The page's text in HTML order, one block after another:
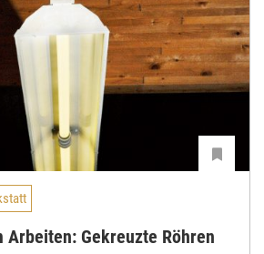
Arbeiten: Gekreuzte Röhren